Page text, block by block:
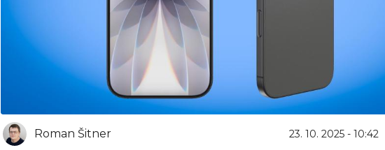
Roman Šitner 23. 10. 2025 - 10:42